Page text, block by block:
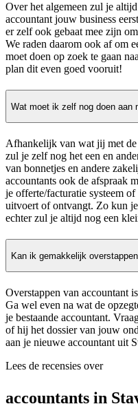
Over het algemeen zul je
accountant jouw business
er zelf ook gebaat mee zijn
We raden daarom ook af om
moet doen op zoek te gaan
plan dit even goed vooruit!
Wat moet ik zelf nog doen aan
Afhankelijk van wat jij met de
zul je zelf nog het een en
van bonnetjes en andere
accountants ook de afspraak
je offerte/facturatie systeem
uitvoert of ontvangt. Zo kun je
echter zul je altijd nog een
Kan ik gemakkelijk
Overstappen van accountant
Ga wel even na wat de
je bestaande accountant.
of hij het dossier van jouw
aan je nieuwe accountant uit
Lees de recensies over
accountants in